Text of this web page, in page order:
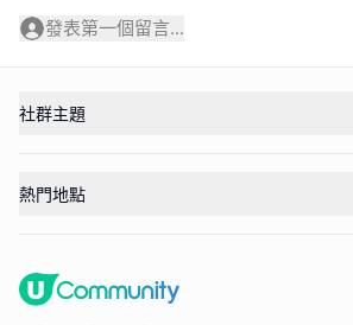
發表第一個留言...
社群主題
熱門地點